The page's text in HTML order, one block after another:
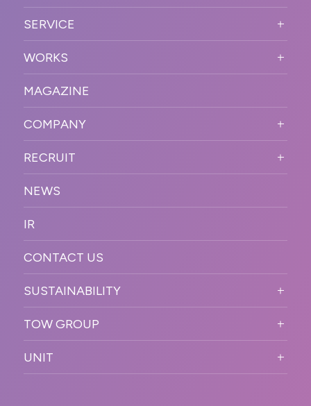
PURPOSE
VISION
OUR DNA
SERVICE
STRONG POINT
BUSINESS DOMAIN
SOLUTION
WORKFLOW
WORKS
オンラインイベント
SNSプロモーション
プラットフォーム販
促
デジタル制作・映像
制作
PR
カンファレンス・展示会・アワ
ESPORTS・ゲームプロモーシ
MAGAZINE
COMPANY
COMPANY INFORMATION
MESSAGE
OFFICER
ACCESS
ORGANIZATION CHART
HISTORY
RECRUIT
新卒採用
キャリア採用
NEWS
IR
CONTACT US
SUSTAINABILITY
サステナビリティ
TOW GROUP
MOTTO
UNIT